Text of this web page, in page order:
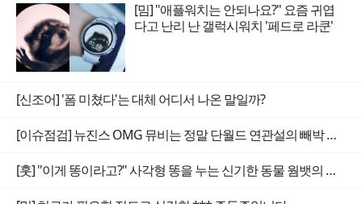
[밈] "애플워치는 안되나요?" 요즘 귀엽
다고 난리 난 갤럭시워치 '페드로 라쿤'
[신조어] '폼 미쳤다'는 대체 어디서 나온 말일까?
[이슈점검] 뉴진스 OMG 뮤비는 정말 단월드 연관설의 빼박 증거일까
[훗] "이게 똥이라고?" 사각형 똥을 누는 신기한 동물 웜뱃의 비밀